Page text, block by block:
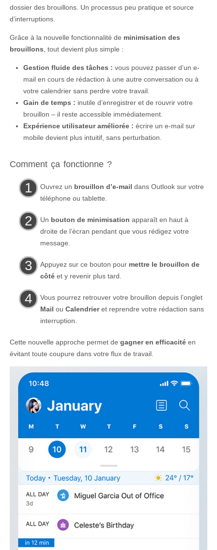
dossier des brouillons. Un processus peu pratique et source
d’interruptions.
Grâce à la nouvelle fonctionnalité de minimisation des
brouillons , tout devient plus simple :
Gestion fluide des tâches : vous pouvez passer d’un e-
mail en cours de rédaction à une autre conversation ou à
votre calendrier sans perdre votre travail.
Gain de temps : inutile d’enregistrer et de rouvrir votre
brouillon – il reste accessible immédiatement.
Expérience utilisateur améliorée : écrire un e-mail sur
mobile devient plus intuitif, sans perturbation.
Comment ça fonctionne ?
Ouvrez un brouillon d’e-mail dans Outlook sur votre
téléphone ou tablette.
Un bouton de minimisation apparaît en haut à
droite de l’écran pendant que vous rédigez votre
message.
Appuyez sur ce bouton pour mettre le brouillon de
côté et y revenir plus tard.
Vous pourrez retrouver votre brouillon depuis l’onglet
Mail ou Calendrieret reprendre votre rédaction sans
interruption.
Cette nouvelle approche permet de gagner en efficacité en
évitant toute coupure dans votre flux de travail.